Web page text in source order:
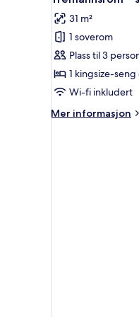
alle
bildene
av
Tremannsrom
–
superior
31 m²
1 soverom
Plass til 3
1 kingsize-seng
Wi-fi inkludert
Mer informasjon
Mer